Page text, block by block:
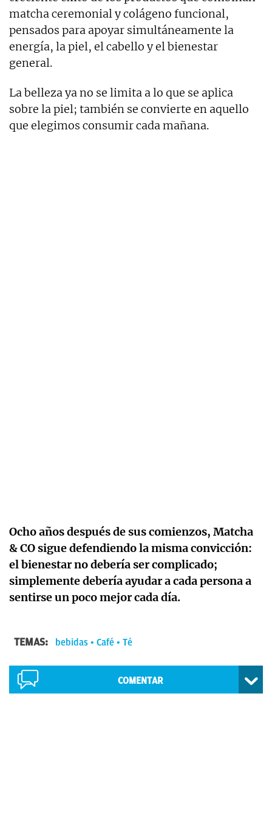
matcha ceremonial y colágeno funcional,
pensados para apoyar simultáneamente la
energía, la piel, el cabello y el bienestar
general.
La belleza ya no se limita a lo que se aplica
sobre la piel; también se convierte en aquello
que elegimos consumir cada mañana.
Ocho años después de sus comienzos, Matcha
& CO sigue defendiendo la misma convicción:
el bienestar no debería ser complicado;
simplemente debería ayudar a cada persona a
sentirse un poco mejor cada día.
TEMAS: bebidas Café Té
COMENTAR